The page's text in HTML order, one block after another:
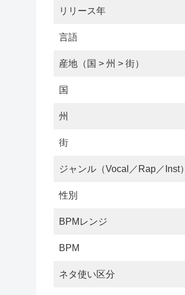
リリース年
言語
産地（国 > 州 > 街）
国
州
街
ジャンル（Vocal／Rap／Inst）
性別
BPMレンジ
BPM
ネタ使い区分